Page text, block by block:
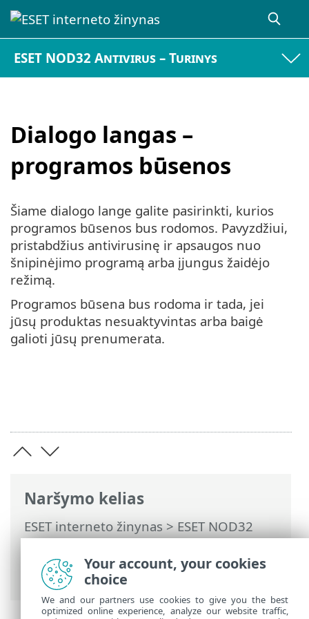
ESET NOD32 Antivirus – Turinys
Dialogo langas –
programos būsenos
Naršymo kelias
ESET interneto žinynas>ESET NOD32
Antivirus>Išplėstinis nustatymas>
Pranešimai> Dialogo langas – programos
būsenos
Šiame dialogo lange galite pasirinkti, kurios
programos būsenos bus rodomos. Pavyzdžiui,
pristabdžius antivirusinę ir apsaugos nuo
šnipinėjimo programą arba įjungus žaidėjo
režimą.
Programos būsena bus rodoma ir tada, jei
jūsų produktas nesuaktyvintas arba baigė
galioti jūsų prenumerata.
Your account, your cookies
choice
We and our partners use cookies to give you the best
optimized online experience, analyze our website traffic,